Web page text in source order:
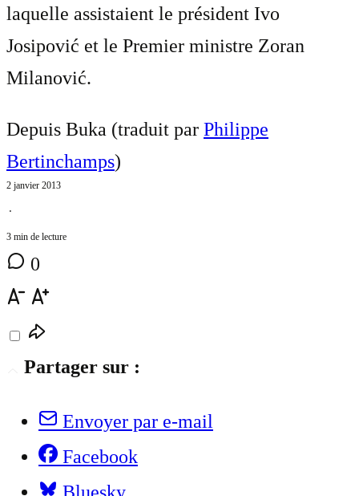
laquelle assistaient le président Ivo
Josipović et le Premier ministre Zoran
Milanović.
Depuis Buka (traduit par Philippe
Bertinchamps)
2 janvier 2013
⋅
3 min de lecture
0
Partager sur :
Envoyer par e-mail
Facebook